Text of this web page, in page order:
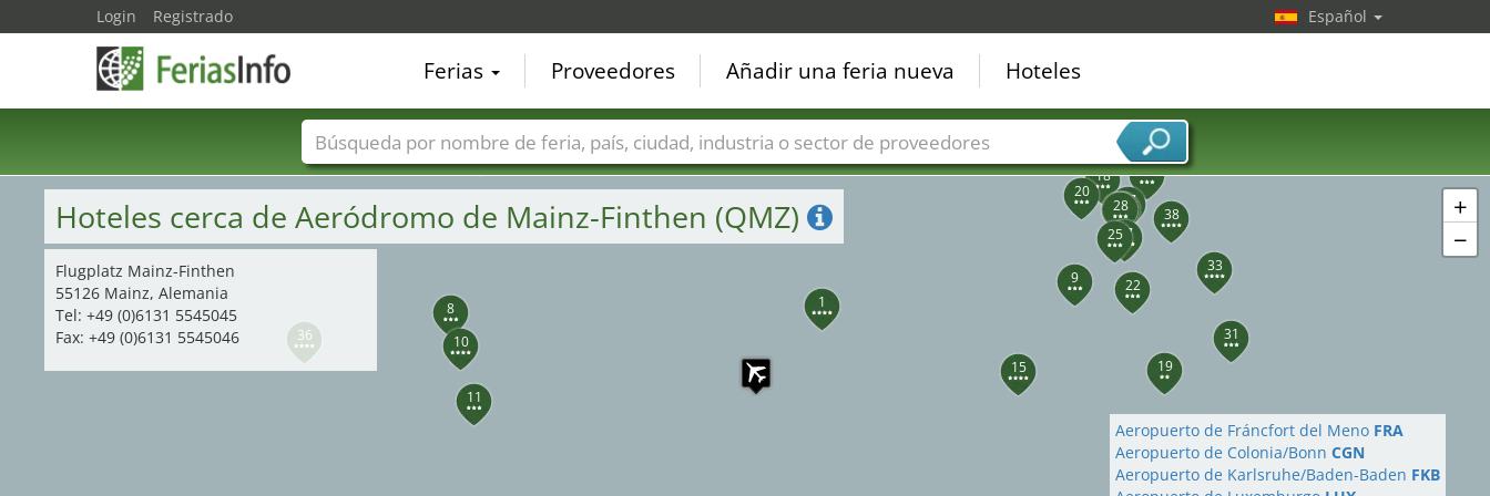
1
6 7
8
9
10
11
12
15
17
18
19
20
22
23
24
25
26
27
28
31
33
36
37
38
39
40
+
−
Hoteles cerca de Aeródromo de Mainz-Finthen (QMZ)
Flugplatz Mainz-Finthen
55126 Mainz, Alemania
Tel: +49 (0)6131 5545045
Fax: +49 (0)6131 5545046
Aeropuerto de Fráncfort del Meno FRA
Aeropuerto de Colonia/Bonn CGN
Aeropuerto de Karlsruhe/Baden-Baden FKB
Login Registrado Español
Ferias Proveedores Añadir una feria nueva Hoteles
Nombres de ferias Países Ciudades Sectores de ferias Sectores de proveedor de servicios